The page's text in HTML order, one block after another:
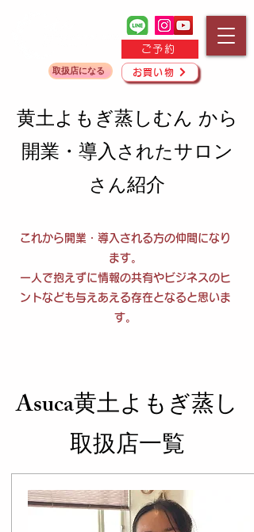
ご予約
お買い物
取扱店になる
黄土よもぎ蒸しむん から
開業・導入 されたサロン
さん紹介
​これから開業・導入される方の仲間になり
ます。
一人で抱えずに情報の共有やビジネスのヒ
ントなども与えあえる存在となると思いま
す。
Asuca黄土よもぎ蒸し
取扱店一覧